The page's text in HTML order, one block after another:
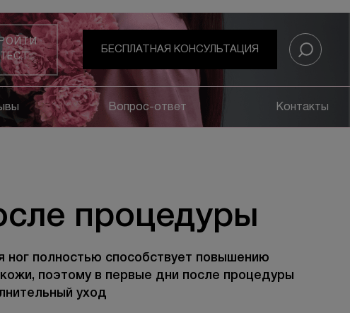
ТЕСТ
БЕСПЛАТНАЯ КОНСУЛЬТАЦИЯ
Вопрос-ответ Контакты
процедуры
ног полностью способствует повышению
кожи, поэтому в первые дни после процедуры
уход